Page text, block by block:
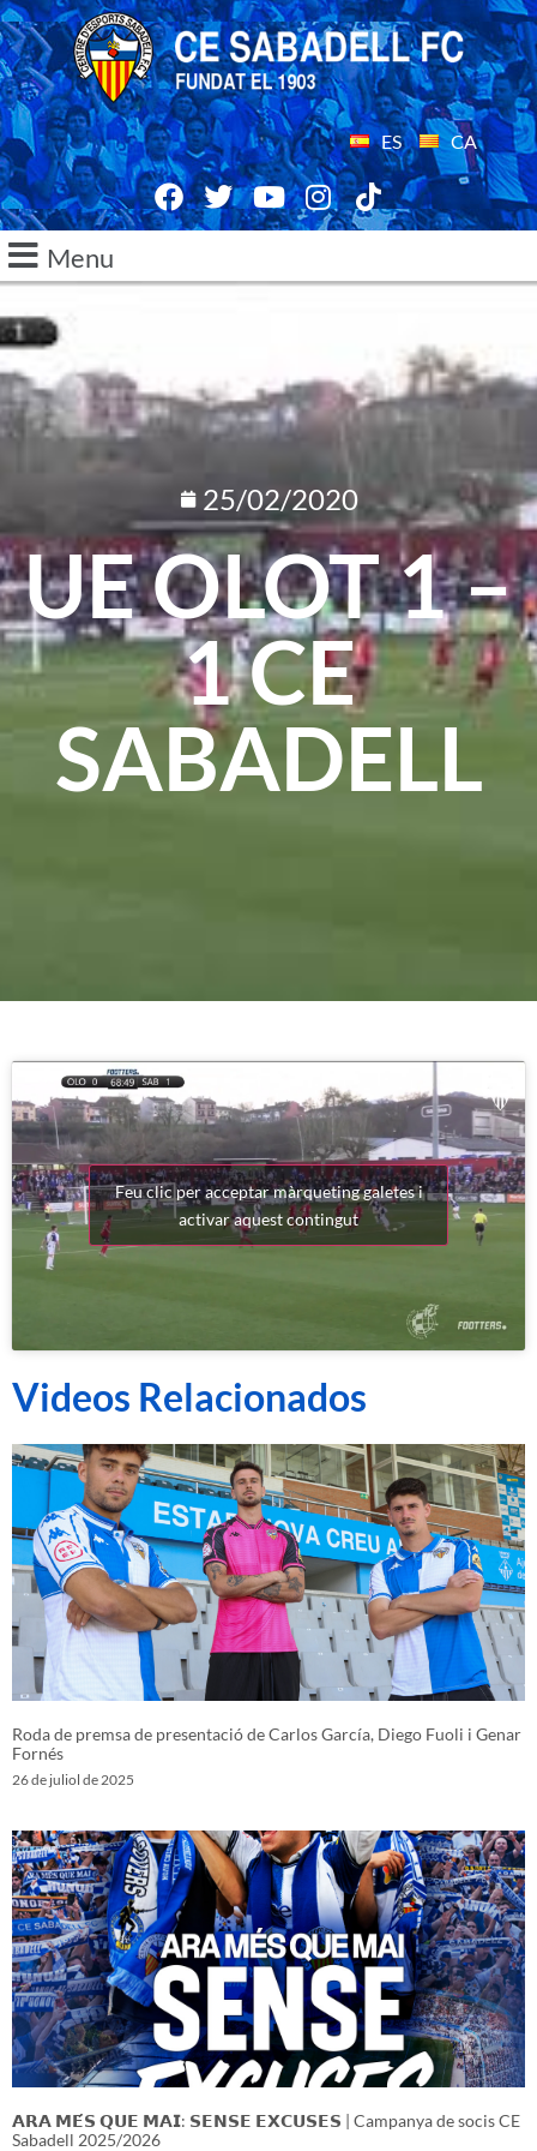
ES CA
Menu
25/02/2020
UE OLOT 1 –
1 CE
SABADELL
Feu clic per acceptar màrqueting galetes i
activar aquest contingut
Videos Relacionados
Roda de premsa de presentació de Carlos García, Diego Fuoli i Genar
Fornés
26 de juliol de 2025
𝗔𝗥𝗔 𝗠𝗘́𝗦 𝗤𝗨𝗘 𝗠𝗔𝗜: 𝗦𝗘𝗡𝗦𝗘 𝗘𝗫𝗖𝗨𝗦𝗘𝗦 | Campanya de socis CE
Sabadell 2025/2026